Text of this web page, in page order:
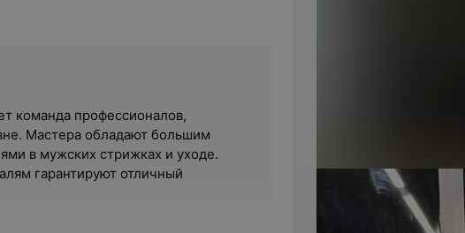
команда профессионалов,
Мастера обладают большим
в мужских стрижках и уходе.
гарантируют отличный